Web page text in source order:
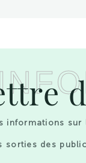
sur
sorties des